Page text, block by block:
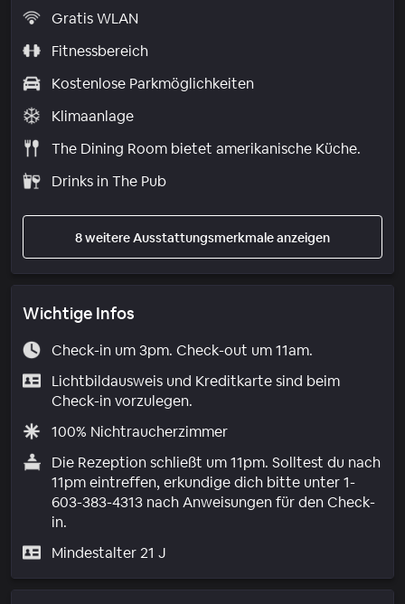
Gratis WLAN
Fitnessbereich
Kostenlose Parkmöglichkeiten
Klimaanlage
The Dining Room bietet amerikanische Küche.
Drinks in The Pub
8 weitere Ausstattungsmerkmale anzeigen
Wichtige Infos
Check-in um 3pm. Check-out um 11am.
Lichtbildausweis und Kreditkarte sind beim
Check-in vorzulegen.
100% Nichtraucherzimmer
Die Rezeption schließt um 11pm. Solltest du nach
11pm eintreffen, erkundige dich bitte unter 1-
603-383-4313 nach Anweisungen für den Check-
in.
Mindestalter 21 J